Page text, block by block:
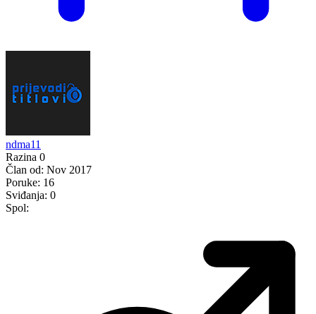
ndma11
Razina 0
Član od: Nov 2017
Poruke: 16
Sviđanja: 0
Spol: